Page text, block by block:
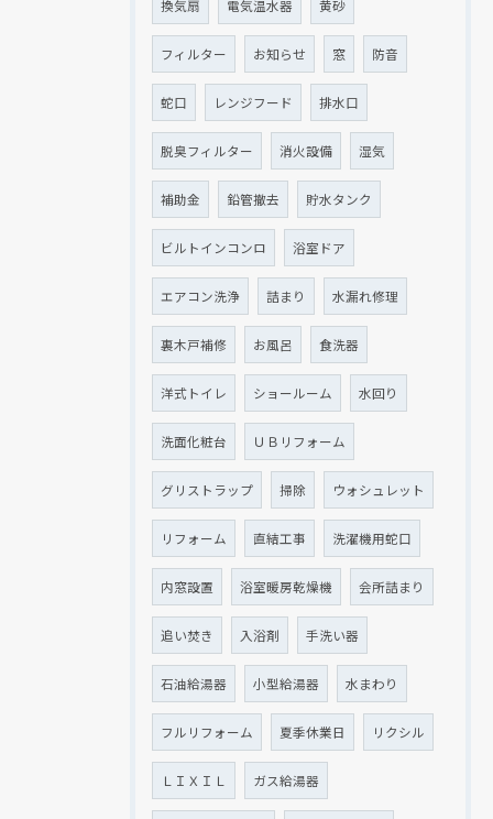
換気扇 電気温水器 黄砂
フィルター お知らせ 窓 防音
蛇口 レンジフード 排水口
脱臭フィルター 消火設備 湿気
補助金 鉛管撤去 貯水タンク
ビルトインコンロ 浴室ドア
エアコン洗浄 詰まり 水漏れ修理
裏木戸補修 お風呂 食洗器
洋式トイレ ショールーム 水回り
洗面化粧台 ＵＢリフォーム
グリストラップ 掃除 ウォシュレット
リフォーム 直結工事 洗濯機用蛇口
内窓設置 浴室暖房乾燥機 会所詰まり
追い焚き 入浴剤 手洗い器
石油給湯器 小型給湯器 水まわり
フルリフォーム 夏季休業日 リクシル
ＬＩＸＩＬ ガス給湯器
現在、新聞に入っている折込チラシです。
現在、新聞に入っている折込チラシです。